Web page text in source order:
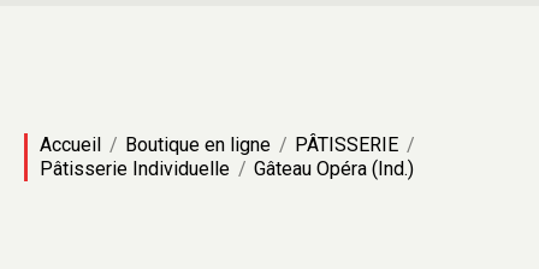
Accueil Boutique en ligne
PÂTISSERIE
Pâtisserie Individuelle
Gâteau Opéra (Ind.)